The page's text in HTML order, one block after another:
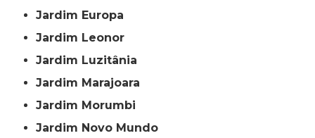
Jardim Europa
Jardim Leonor
Jardim Luzitânia
Jardim Marajoara
Jardim Morumbi
Jardim Novo Mundo